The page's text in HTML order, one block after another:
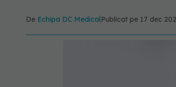
De Echipa DC Medical Publicat pe 17 dec